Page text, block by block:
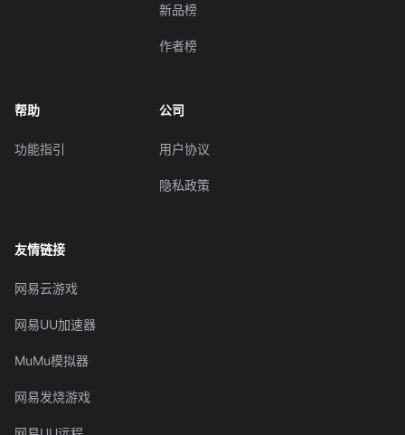
新品榜
作者榜
帮助
功能指引
公司
用户协议
隐私政策
友情链接
网易云游戏
网易UU加速器
MuMu模拟器
网易发烧游戏